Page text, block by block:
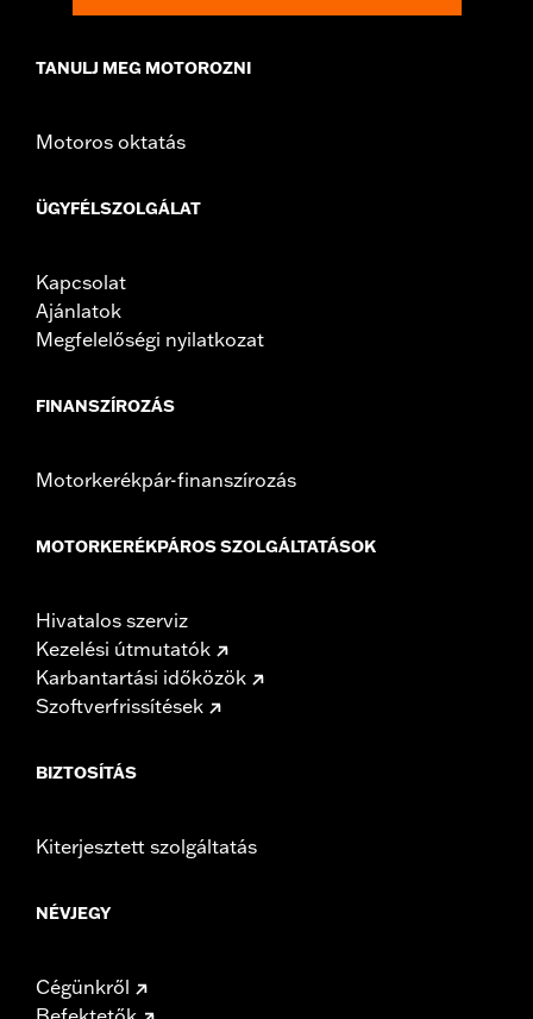
TANULJ MEG MOTOROZNI
Motoros oktatás
ÜGYFÉLSZOLGÁLAT
Kapcsolat
Ajánlatok
Megfelelőségi nyilatkozat
FINANSZÍROZÁS
Motorkerékpár-finanszírozás
MOTORKERÉKPÁROS SZOLGÁLTATÁSOK
Hivatalos szerviz
Kezelési útmutatók
Karbantartási időközök
Szoftverfrissítések
BIZTOSÍTÁS
Kiterjesztett szolgáltatás
NÉVJEGY
Cégünkről